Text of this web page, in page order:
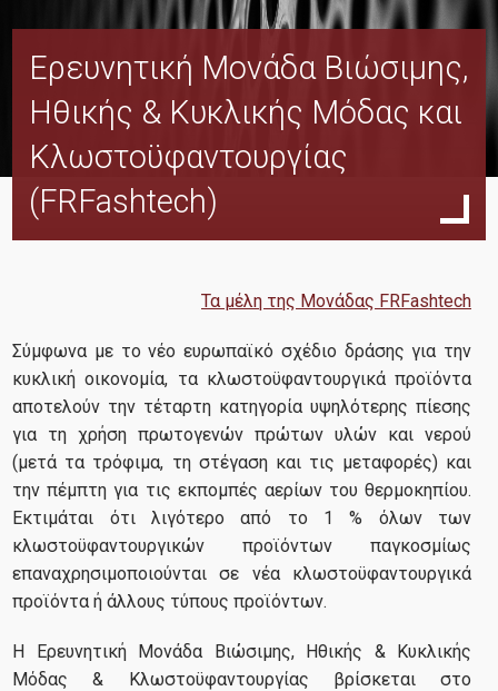
To MSL
Όραμα και Προοπτική
Ερευνητικές Μονάδες
TRANSLOG
InnKnow
FRC
FRFashtech
HealthSec
RISE
Έργα
Τρέχοντα Έργα
Ερευνητική Μονάδα Βιώσιμης,
Ηθικής & Κυκλικής Μόδας και
Κλωστοϋφαντουργίας
(FRFashtech)
Τα μέλη της Μονάδας FRFashtech
Σύμφωνα με το νέο ευρωπαϊκό σχέδιο δράσης για την
κυκλική οικονομία, τα κλωστοϋφαντουργικά προϊόντα
αποτελούν την τέταρτη κατηγορία υψηλότερης πίεσης
για τη χρήση πρωτογενών πρώτων υλών και νερού
(μετά τα τρόφιμα, τη στέγαση και τις μεταφορές) και
την πέμπτη για τις εκπομπές αερίων του θερμοκηπίου.
Εκτιμάται ότι λιγότερο από το 1 % όλων των
κλωστοϋφαντουργικών προϊόντων παγκοσμίως
επαναχρησιμοποιούνται σε νέα κλωστοϋφαντουργικά
προϊόντα ή άλλους τύπους προϊόντων.
Η Ερευνητική Μονάδα Βιώσιμης, Ηθικής & Κυκλικής
Μόδας & Κλωστοϋφαντουργίας βρίσκεται στο